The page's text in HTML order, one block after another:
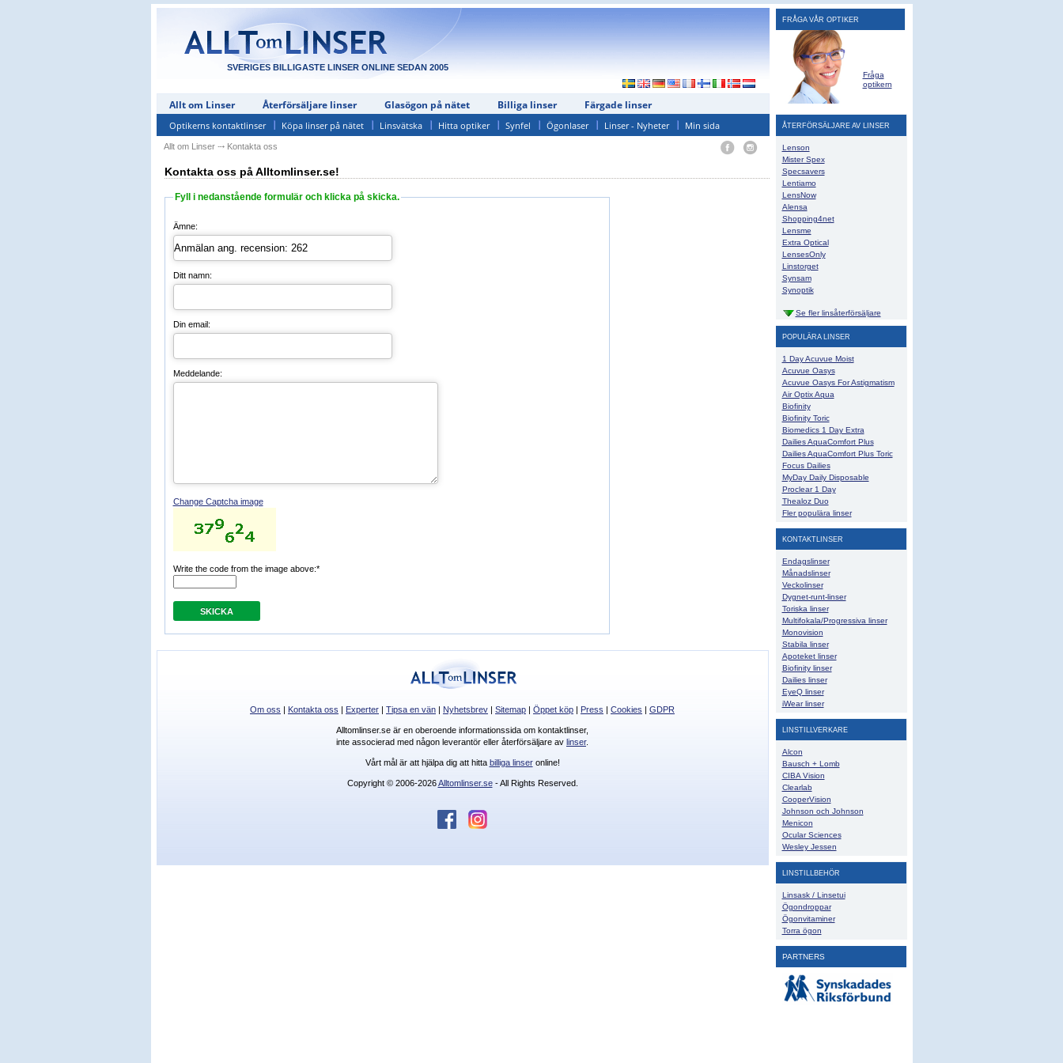
SVERIGES BILLIGASTE LINSER ONLINE SEDAN 2005
Allt om Linser Återförsäljare linser Glasögon på nätet Billiga linser Färgade linser
Optikerns kontaktlinser Köpa linser på nätet Linsvätska Hitta optiker Synfel Ögonlaser Linser - Nyheter Min sida
Allt om Linser⤏ Kontakta oss
Kontakta oss på Alltomlinser.se!
Fyll i nedanstående formulär och klicka på skicka.
Ämne:
Ditt namn:
Din email:
Meddelande:
Change Captcha image
Write the code from the image above:*
SKICKA
FRÅGA VÅR OPTIKER
Fråga
optikern
ÅTERFÖRSÄLJARE AV LINSER
Lenson
Mister Spex
Specsavers
Lentiamo
LensNow
Alensa
Shopping4net
Lensme
Extra Optical
LensesOnly
Linstorget
Synsam
Synoptik
Se fler linsåterförsäljare
POPULÄRA LINSER
1 Day Acuvue Moist
Acuvue Oasys
Acuvue Oasys For Astigmatism
Air Optix Aqua
Biofinity
Biofinity Toric
Biomedics 1 Day Extra
Dailies AquaComfort Plus
Dailies AquaComfort Plus Toric
Focus Dailies
MyDay Daily Disposable
Proclear 1 Day
Thealoz Duo
Fler populära linser
KONTAKTLINSER
Endagslinser
Månadslinser
Veckolinser
Dygnet-runt-linser
Toriska linser
Multifokala/Progressiva linser
Monovision
Stabila linser
Apoteket linser
Biofinity linser
Dailies linser
EyeQ linser
iWear linser
LINSTILLVERKARE
Alcon
Bausch + Lomb
CIBA Vision
Clearlab
CooperVision
Johnson och Johnson
Menicon
Ocular Sciences
Wesley Jessen
LINSTILLBEHÖR
Linsask / Linsetui
Ögondroppar
Ögonvitaminer
Torra ögon
PARTNERS
Om oss Kontakta oss Experter Tipsa en vän Nyhetsbrev Sitemap Öppet köp Press Cookies GDPR
Alltomlinser.se är en oberoende informationssida om kontaktlinser,
inte associerad med någon leverantör eller återförsäljare av linser.
Vårt mål är att hjälpa dig att hitta billiga linseronline!
Copyright © 2006-2026Alltomlinser.se- All Rights Reserved.